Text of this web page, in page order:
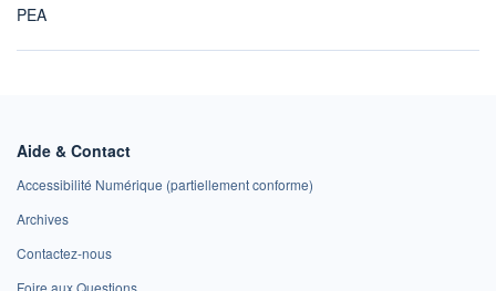
PEA
Aide & Contact
Accessibilité Numérique (partiellement conforme)
Archives
Contactez-nous
Foire aux Questions